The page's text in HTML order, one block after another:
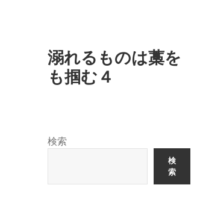
溺れるものは藁を
も掴む４
検索
検
索